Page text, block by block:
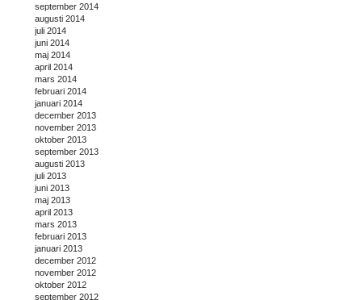
september 2014
augusti 2014
juli 2014
juni 2014
maj 2014
april 2014
mars 2014
februari 2014
januari 2014
december 2013
november 2013
oktober 2013
september 2013
augusti 2013
juli 2013
juni 2013
maj 2013
april 2013
mars 2013
februari 2013
januari 2013
december 2012
november 2012
oktober 2012
september 2012